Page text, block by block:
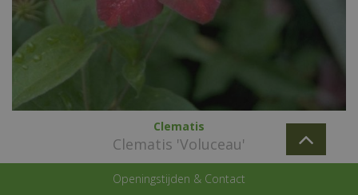
Clematis
Clematis 'Voluceau'
Openingstijden & Contact